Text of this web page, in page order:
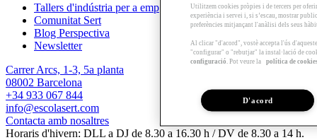
Tallers d'indústria per a empreses
Comunitat Sert
Blog Perspectiva
Newsletter
Carrer Arcs, 1-3, 5a planta
08002 Barcelona
+34 933 067 844
info@escolasert.com
Contacta amb nosaltres
Horaris d'hivern: DLL a DJ de 8.30 a 16.30 h / DV de 8.30 a 14 h.
Utilitzem cookies pròpies i de tercers per
experiència i servei i, si s’escau, mostrar
preferències mitjançant l'anàlisi dels seus
Al clicar "d'acord", vostè accepta l'ús
"configurar" o "rebutjar" la instal·lació de
configuració . Pot veure la política de
D'acord